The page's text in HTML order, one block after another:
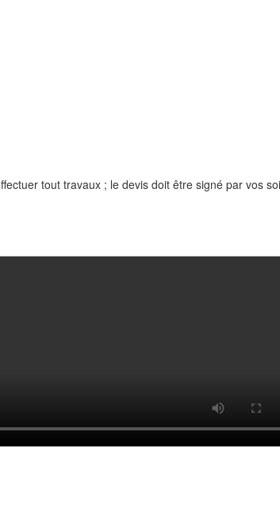
tout travaux ; le devis doit être signé par vos